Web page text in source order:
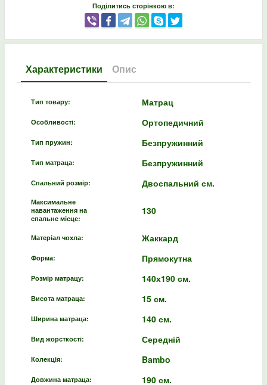
Поділитись сторінкою в:
Характеристики Опис
Тип товару: Матрац
Особливості: Ортопедичний
Тип пружин: Безпружинний
Тип матраца: Безпружинний
Спальний розмір: Двоспальний см.
Максимальне
навантаження на
спальне місце:
130
Матеріал чохла: Жаккард
Форма: Прямокутна
Розмір матрацу: 140х190 см.
Висота матраца: 15 см.
Ширина матраца: 140 см.
Вид жорсткості: Середній
Колекція: Bambo
Довжина матраца: 190 см.